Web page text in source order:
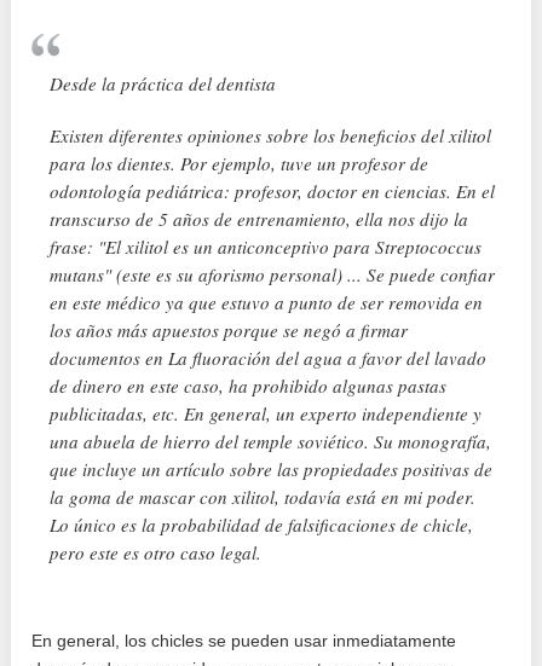
Desde la práctica del dentista
Existen diferentes opiniones sobre los beneficios del xilitol
para los dientes. Por ejemplo, tuve un profesor de
odontología pediátrica: profesor, doctor en ciencias. En el
transcurso de 5 años de entrenamiento, ella nos dijo la
frase: "El xilitol es un anticonceptivo para Streptococcus
mutans" (este es su aforismo personal) ... Se puede confiar
en este médico ya que estuvo a punto de ser removida en
los años más apuestos porque se negó a firmar
documentos en La fluoración del agua a favor del lavado
de dinero en este caso, ha prohibido algunas pastas
publicitadas, etc. En general, un experto independiente y
una abuela de hierro del temple soviético. Su monografía,
que incluye un artículo sobre las propiedades positivas de
la goma de mascar con xilitol, todavía está en mi poder.
Lo único es la probabilidad de falsificaciones de chicle,
pero este es otro caso legal.
En general, los chicles se pueden usar inmediatamente